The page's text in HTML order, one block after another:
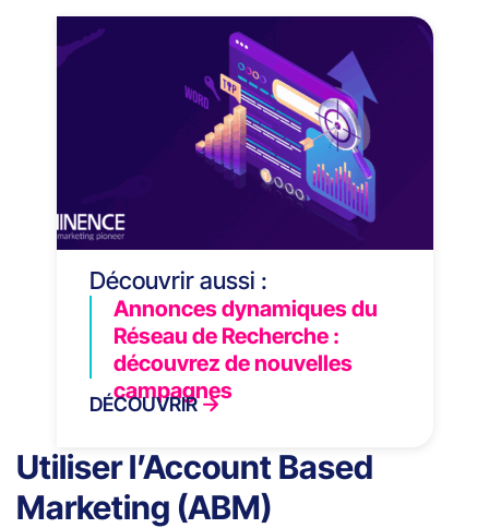
Découvrir aussi :
Annonces dynamiques du
Réseau de Recherche :
découvrez de nouvelles
campagnes
DÉCOUVRIR
Utiliser l’Account Based
Marketing (ABM)